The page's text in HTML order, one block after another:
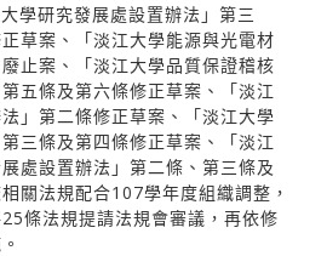
學研究發展處設置辦法」第三
草案、「淡江大學能源與光電材
止案、「淡江大學品質保證稽核
五條及第六條修正草案、「淡江
」第二條修正草案、「淡江大學
三條及第四條修正草案、「淡江
處設置辦法」第二條、第三條及
關法規配合107學年度組織調整，
條法規提請法規會審議，再依修